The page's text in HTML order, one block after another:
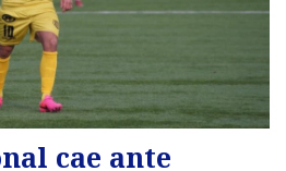
cae ante